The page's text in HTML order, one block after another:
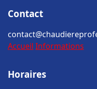
Contact
Accueil Informations
Horaires